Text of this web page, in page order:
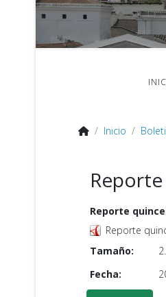
Inicio
Reporte
Reporte
Tamaño:
Fecha: